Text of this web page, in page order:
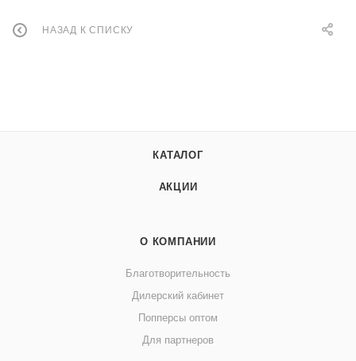
НАЗАД К СПИСКУ
КАТАЛОГ
АКЦИИ
О КОМПАНИИ
Благотворительность
Дилерский кабинет
Попперсы оптом
Для партнеров